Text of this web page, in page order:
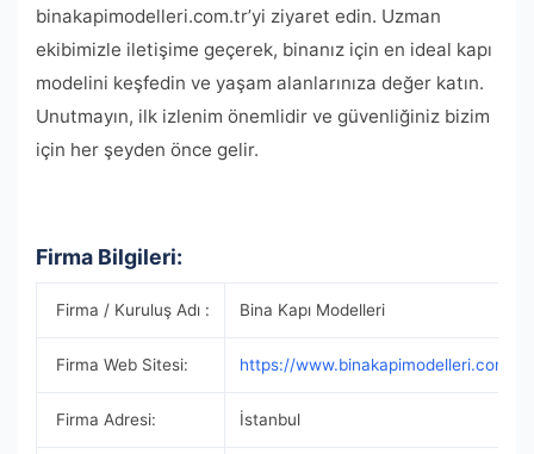
binakapimodelleri.com.tr’yi ziyaret edin. Uzman
ekibimizle iletişime geçerek, binanız için en ideal kapı
modelini keşfedin ve yaşam alanlarınıza değer katın.
Unutmayın, ilk izlenim önemlidir ve güvenliğiniz bizim
için her şeyden önce gelir.
Firma Bilgileri:
Firma / Kuruluş Adı : Bina Kapı Modelleri
Firma Web Sitesi: https://www.binakapimodelleri.com.tr/
Firma Adresi: İstanbul